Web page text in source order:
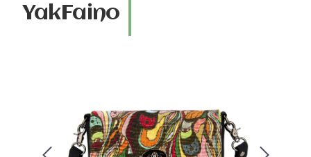
YakFaino